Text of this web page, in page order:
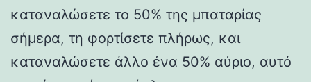
καταναλώσετε το 50% της μπαταρίας
σήμερα, τη φορτίσετε πλήρως, και
καταναλώσετε άλλο ένα 50% αύριο, αυτό